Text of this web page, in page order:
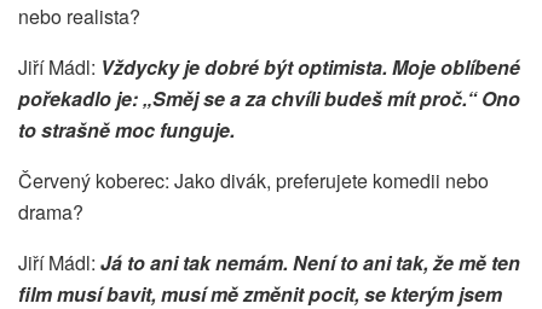
nebo realista?
Jiří Mádl: Vždycky je dobré být optimista. Moje oblíbené
pořekadlo je: „Směj se a za chvíli budeš mít proč.“ Ono
to strašně moc funguje.
Červený koberec: Jako divák, preferujete komedii nebo
drama?
Jiří Mádl: Já to ani tak nemám. Není to ani tak, že mě ten
film musí bavit, musí mě změnit pocit, se kterým jsem